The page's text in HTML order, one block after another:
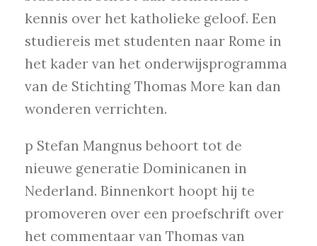
kennis over het katholieke geloof. Een
studiereis met studenten naar Rome in
het kader van het onderwijsprogramma
van de Stichting Thomas More kan dan
wonderen verrichten.
p Stefan Mangnus behoort tot de
nieuwe generatie Dominicanen in
Nederland. Binnenkort hoopt hij te
promoveren over een proefschrift over
het commentaar van Thomas van